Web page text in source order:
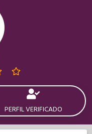
PERFIL VERIFICADO